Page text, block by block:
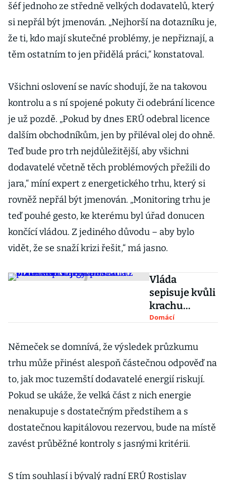
šéf jednoho ze středně velkých dodavatelů, který
si nepřál být jmenován. „Nejhorší na dotazníku je,
že ti, kdo mají skutečné problémy, je nepřiznají, a
těm ostatním to jen přidělá práci,“ konstatoval.
Všichni oslovení se navíc shodují, že na takovou
kontrolu a s ní spojené pokuty či odebrání licence
je už pozdě. „Pokud by dnes ERÚ odebral licence
dalším obchodníkům, jen by přiléval olej do ohně.
Teď bude pro trh nejdůležitější, aby všichni
dodavatelé včetně těch problémových přežili do
jara,“ míní expert z energetického trhu, který si
rovněž nepřál být jmenován. „Monitoring trhu je
teď pouhé gesto, ke kterému byl úřad donucen
končící vládou. Z jediného důvodu – aby bylo
vidět, že se snaží krizi řešit,“ má jasno.
Vláda
sepisuje kvůli
krachu
Bohemia
trestní
oznámení.
Firmu
podezírá z
podvodného
jednání
Domácí
Němeček se domnívá, že výsledek průzkumu
trhu může přinést alespoň částečnou odpověď na
to, jak moc tuzemští dodavatelé energií riskují.
Pokud se ukáže, že velká část z nich energie
nenakupuje s dostatečným předstihem a s
dostatečnou kapitálovou rezervou, bude na místě
zavést průběžné kontroly s jasnými kritérii.
S tím souhlasí i bývalý radní ERÚ Rostislav